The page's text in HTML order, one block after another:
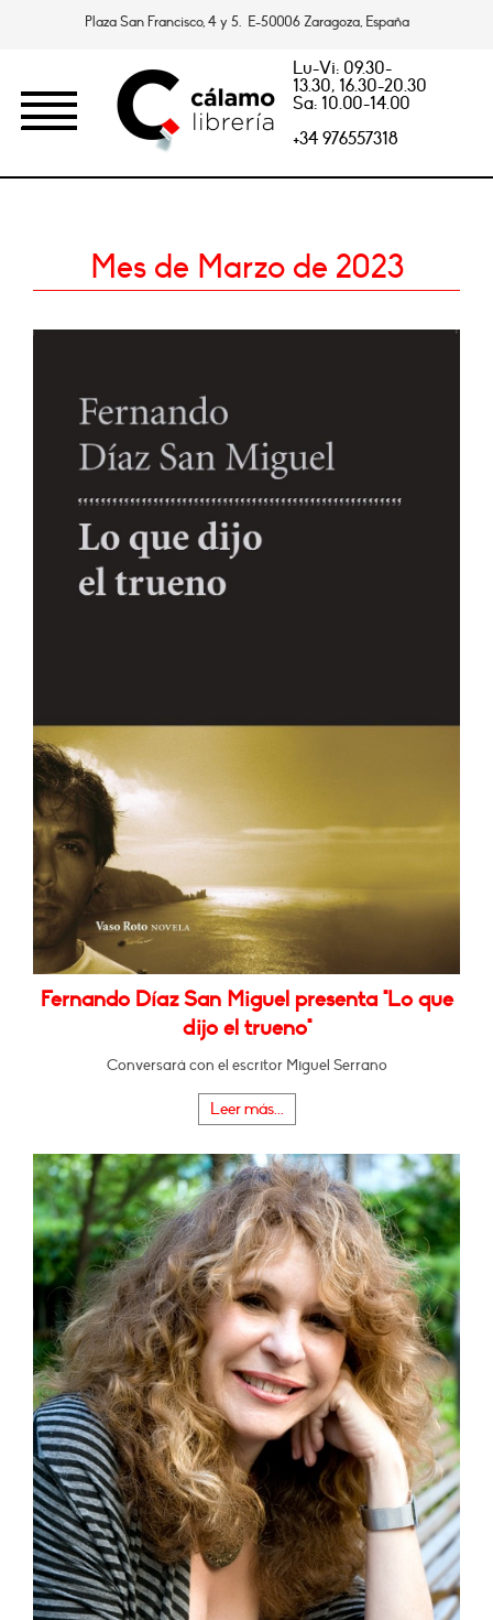
Plaza San Francisco, 4 y 5. E-50006 Zaragoza, España
Lu-Vi: 09.30-
13.30, 16.30-20.30
Sa: 10.00-14.00
+34 976557318
Mes de Marzo de 2023
Fernando Díaz San Miguel presenta "Lo que
dijo el trueno"
Conversará con el escritor Miguel Serrano
Leer más...